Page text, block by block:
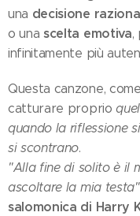
una decisione
o unascelta emotiva,
infinitamente più
Questa canzone,
catturare proprio
quando la riflessione
si scontrano.
"Alla fine di solito è il
ascoltare la mia testa"
salomonica di Harry